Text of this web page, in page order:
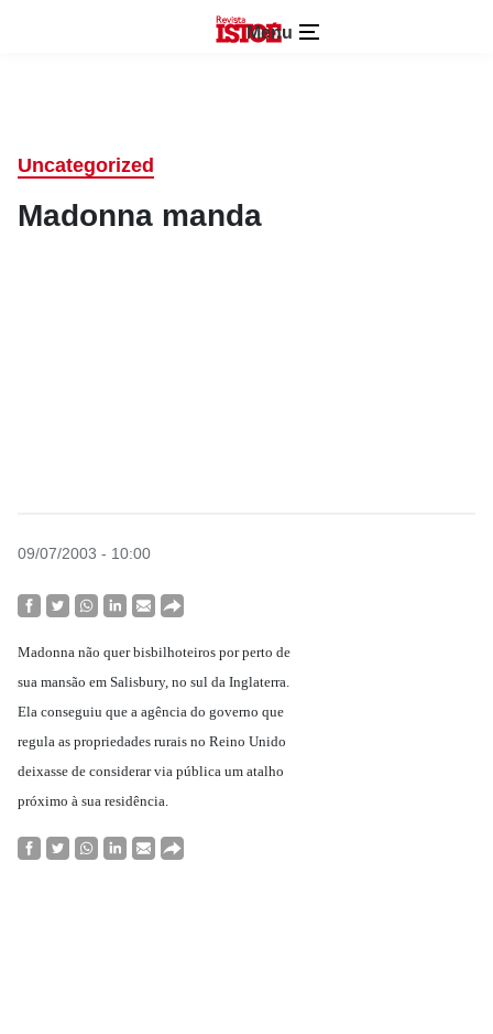
Menu
Uncategorized
Madonna manda
09/07/2003 - 10:00
Madonna não quer bisbilhoteiros por perto de
sua mansão em Salisbury, no sul da Inglaterra.
Ela conseguiu que a agência do governo que
regula as propriedades rurais no Reino Unido
deixasse de considerar via pública um atalho
próximo à sua residência.